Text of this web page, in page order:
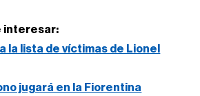
interesar:
la lista de víctimas de Lionel
jugará en la Fiorentina